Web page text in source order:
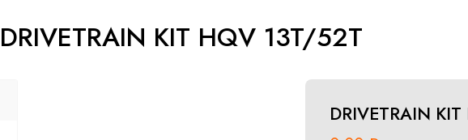
DRIVETRAIN KIT HQV 13T/52T
DRIVETRAIN